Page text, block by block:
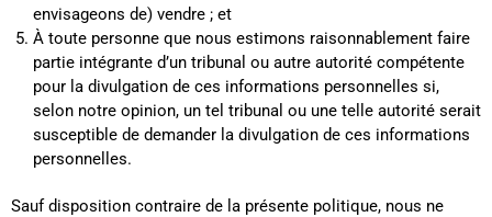
envisageons de) vendre ; et
À toute personne que nous estimons raisonnablement faire
partie intégrante d’un tribunal ou autre autorité compétente
pour la divulgation de ces informations personnelles si,
selon notre opinion, un tel tribunal ou une telle autorité serait
susceptible de demander la divulgation de ces informations
personnelles.
Sauf disposition contraire de la présente politique, nous ne